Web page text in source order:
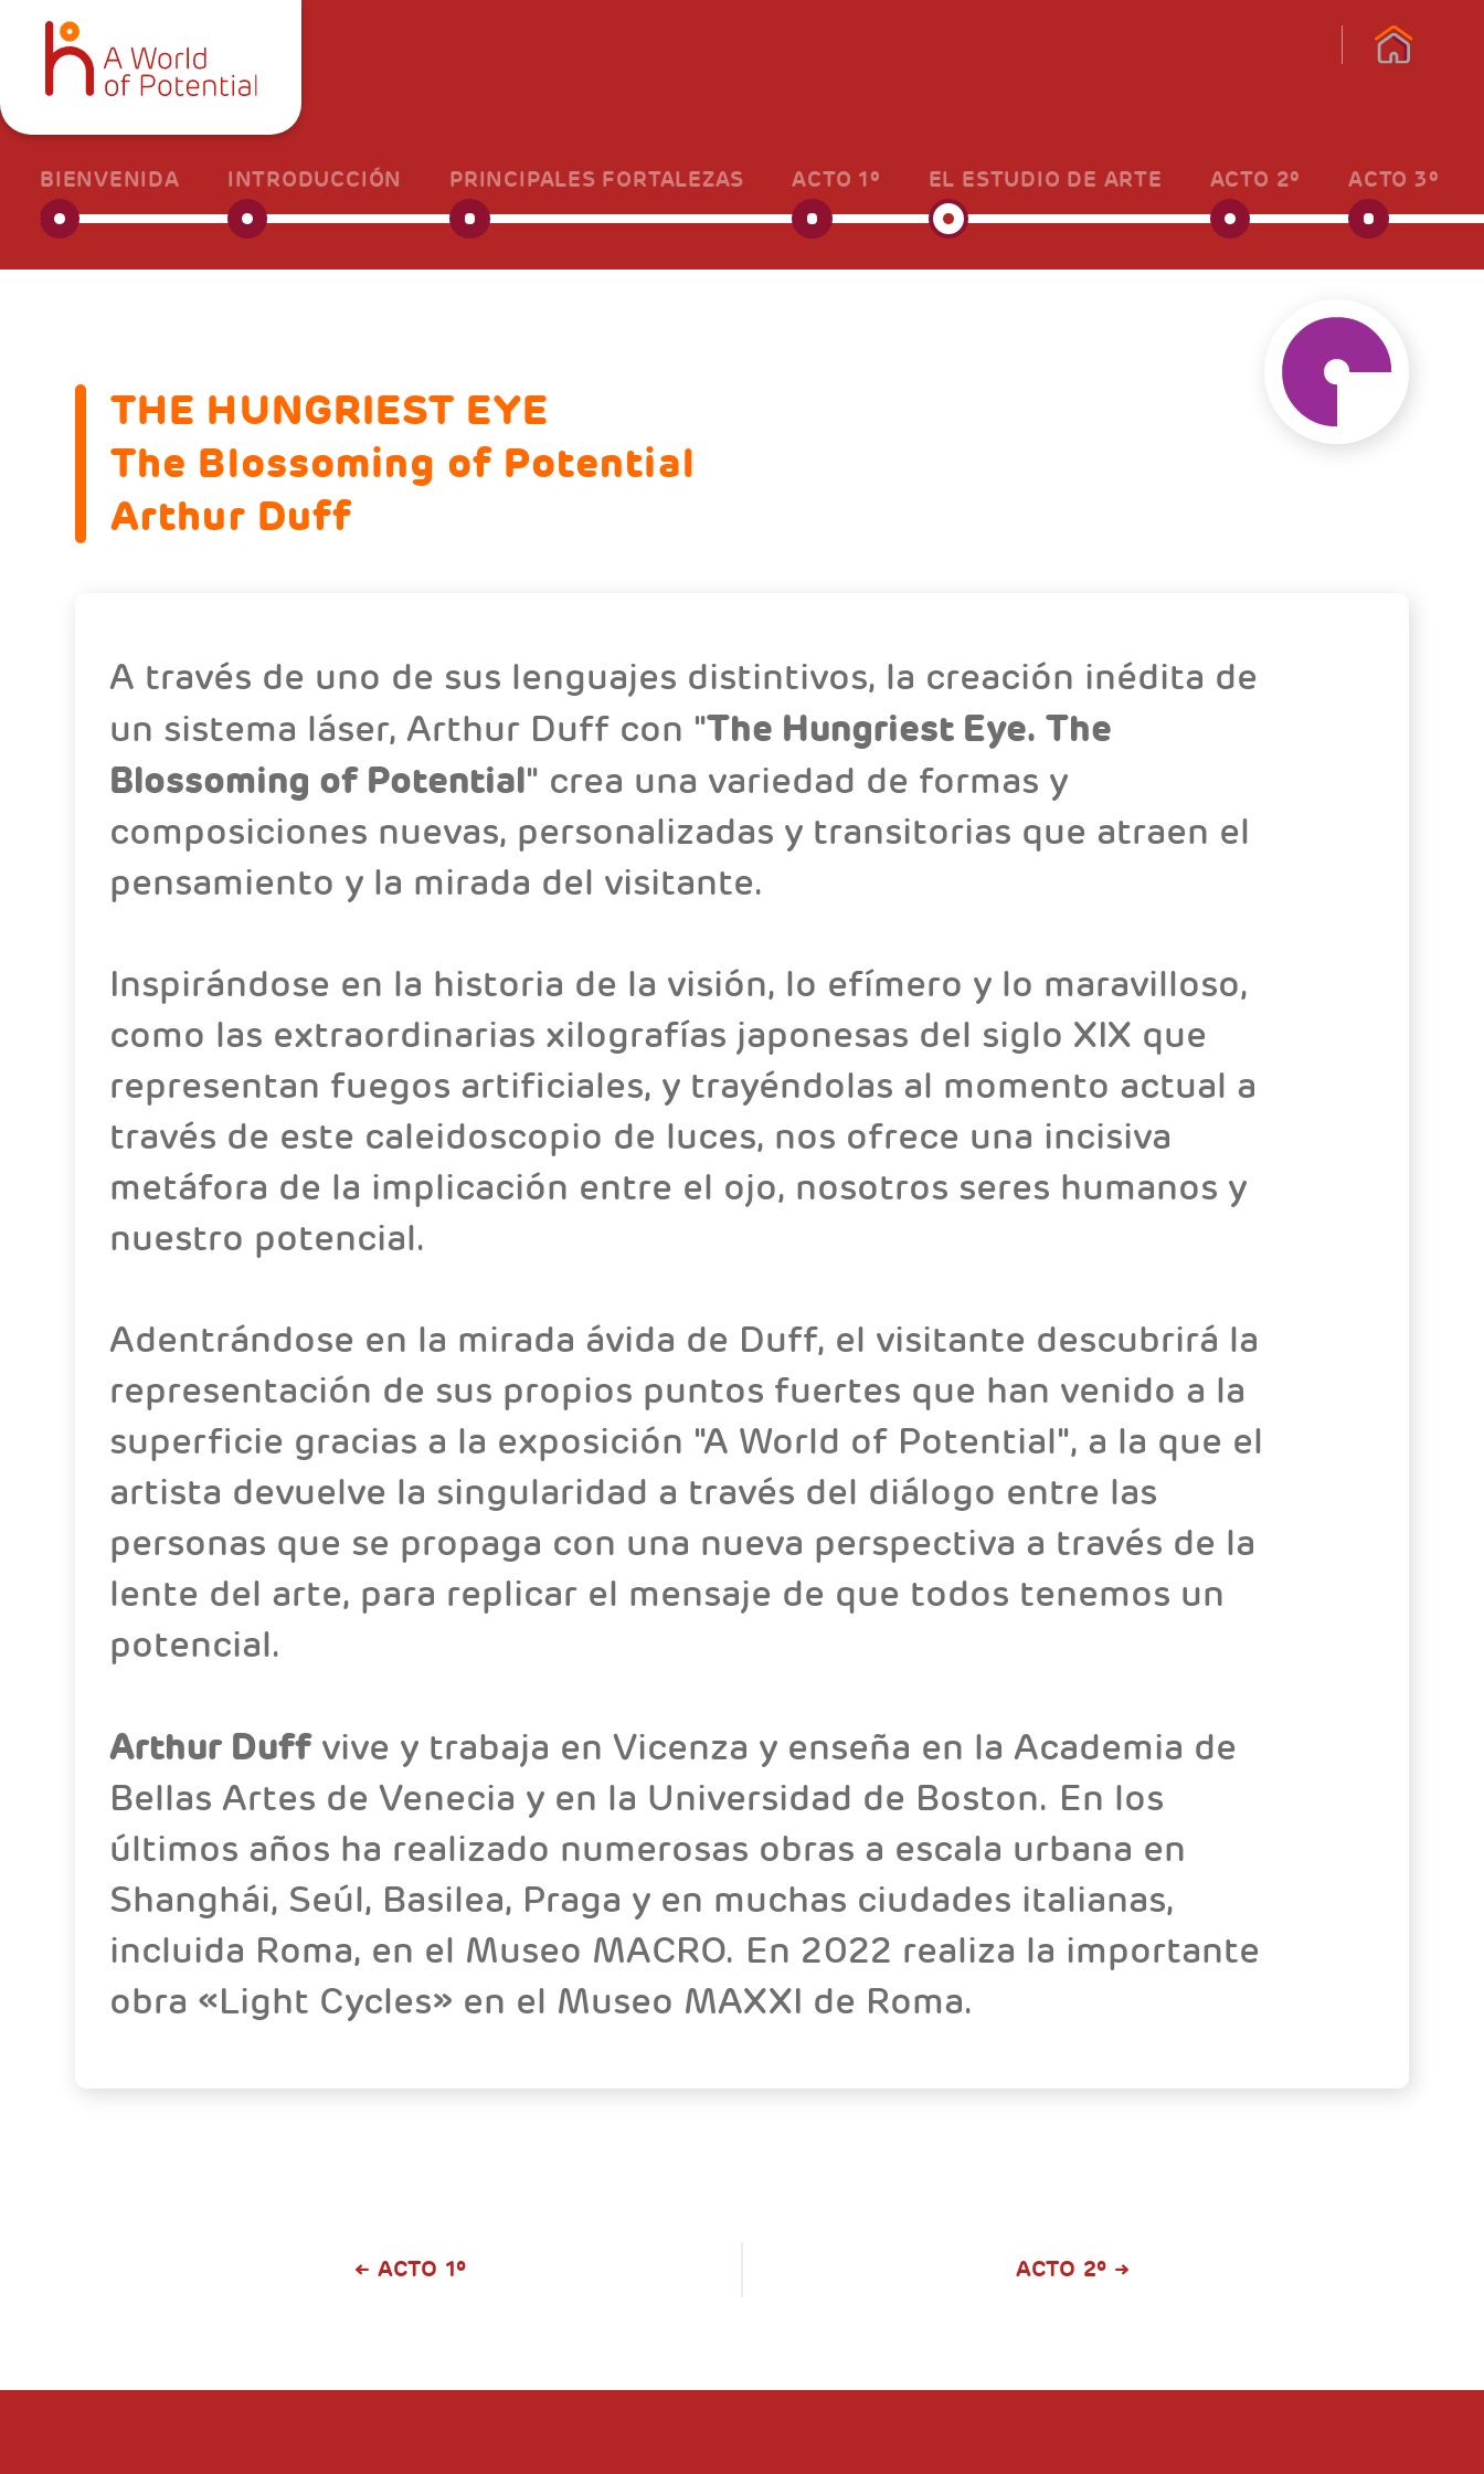
BIENVENIDA INTRODUCCIÓN PRINCIPALES FORTALEZAS ACTO 1º EL ESTUDIO DE ARTE ACTO 2º ACTO 3º
THE HUNGRIEST EYE
The Blossoming of Potential
Arthur Duff
A través de uno de sus lenguajes distintivos, la creación inédita de
un sistema láser, Arthur Duff con "The Hungriest Eye. The
Blossoming of Potential" crea una variedad de formas y
composiciones nuevas, personalizadas y transitorias que atraen el
pensamiento y la mirada del visitante.
Inspirándose en la historia de la visión, lo efímero y lo maravilloso,
como las extraordinarias xilografías japonesas del siglo XIX que
representan fuegos artificiales, y trayéndolas al momento actual a
través de este caleidoscopio de luces, nos ofrece una incisiva
metáfora de la implicación entre el ojo, nosotros seres humanos y
nuestro potencial.
Adentrándose en la mirada ávida de Duff, el visitante descubrirá la
representación de sus propios puntos fuertes que han venido a la
superficie gracias a la exposición "A World of Potential", a la que el
artista devuelve la singularidad a través del diálogo entre las
personas que se propaga con una nueva perspectiva a través de la
lente del arte, para replicar el mensaje de que todos tenemos un
potencial.
Arthur Duffvive y trabaja en Vicenza y enseña en la Academia de
Bellas Artes de Venecia y en la Universidad de Boston. En los
últimos años ha realizado numerosas obras a escala urbana en
Shanghái, Seúl, Basilea, Praga y en muchas ciudades italianas,
incluida Roma, en el Museo MACRO. En 2022 realiza la importante
obra «Light Cycles» en el Museo MAXXI de Roma.
ACTO 1º ACTO 2º